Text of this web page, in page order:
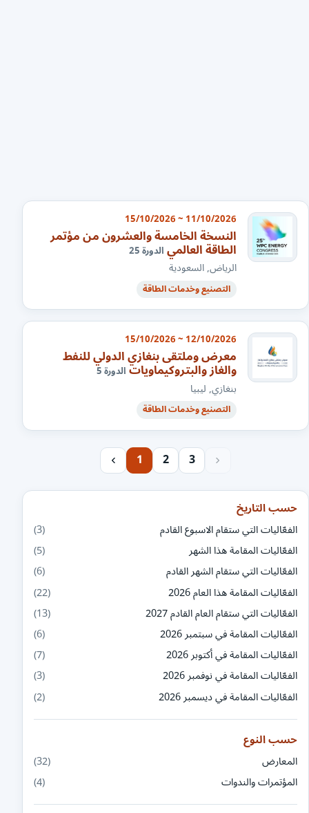
11/10/2026 ~ 15/10/2026
النسخة الخامسة والعشرون من مؤتمر
الطاقة العالميالدورة 25
الرياض, السعودية
التصنيع وخدمات الطاقة
12/10/2026 ~ 15/10/2026
معرض وملتقى بنغازي الدولي للنفط
والغاز والبتروكيماوياتالدورة 5
بنغازي, ليبيا
التصنيع وخدمات الطاقة
1 2 3
حسب التاريخ
الفعّاليات التي ستقام الاسبوع القادم
(3)
الفعّاليات المقامة هذا الشهر
(5)
الفعّاليات التي ستقام الشهر القادم
(6)
الفعّاليات المقامة هذا العام 2026
(22)
الفعّاليات التي ستقام العام القادم 2027
(13)
الفعّاليات المقامة في سبتمبر 2026
(6)
الفعّاليات المقامة في أكتوبر 2026
(7)
الفعّاليات المقامة في نوفمبر 2026
(3)
الفعّاليات المقامة في ديسمبر 2026
(2)
حسب النوع
المعارض
(32)
المؤتمرات والندوات
(4)